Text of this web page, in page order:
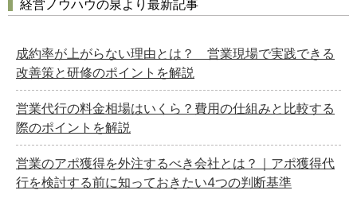
経営ノウハウの泉より最新記事
成約率が上がらない理由とは？ 営業現場で実践できる
改善策と研修のポイントを解説
営業代行の料金相場はいくら？費用の仕組みと比較する
際のポイントを解説
営業のアポ獲得を外注するべき会社とは？｜アポ獲得代
行を検討する前に知っておきたい4つの判断基準